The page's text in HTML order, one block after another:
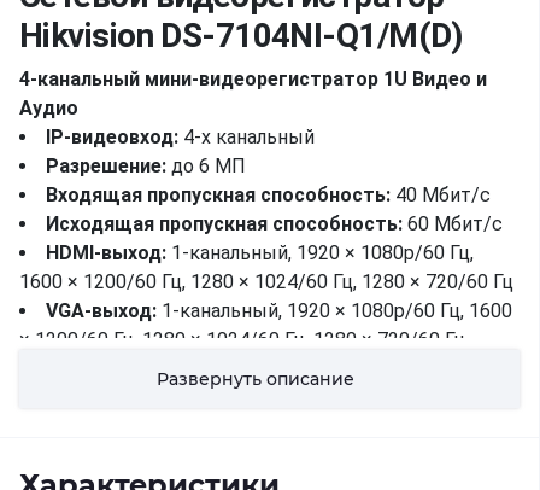
Hikvision DS-7104NI-Q1/M(D)
4-канальный мини-видеорегистратор 1U Видео и
Аудио
IP-видеовход: 4-х канальный
Разрешение: до 6 МП
Входящая пропускная способность: 40 Мбит/с
Исходящая пропускная способность: 60 Мбит/с
HDMI-выход: 1-канальный, 1920 × 1080p/60 Гц,
1600 × 1200/60 Гц, 1280 × 1024/60 Гц, 1280 × 720/60 Гц
VGA-выход: 1-канальный, 1920 × 1080p/60 Гц, 1600
× 1200/60 Гц, 1280 × 1024/60 Гц, 1280 × 720/60 Гц
Режим видеовыхода:
декодирования:H.265+/H.265/H.264+/H.264
Развернуть описание